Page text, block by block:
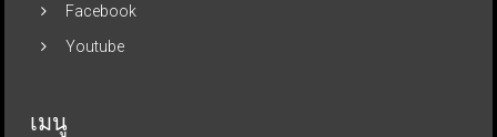
Facebook
Youtube
เมนู